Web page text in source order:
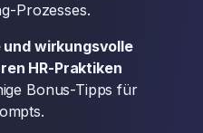
Prozesses.
und wirkungsvolle
HR-Praktiken
Bonus-Tipps für